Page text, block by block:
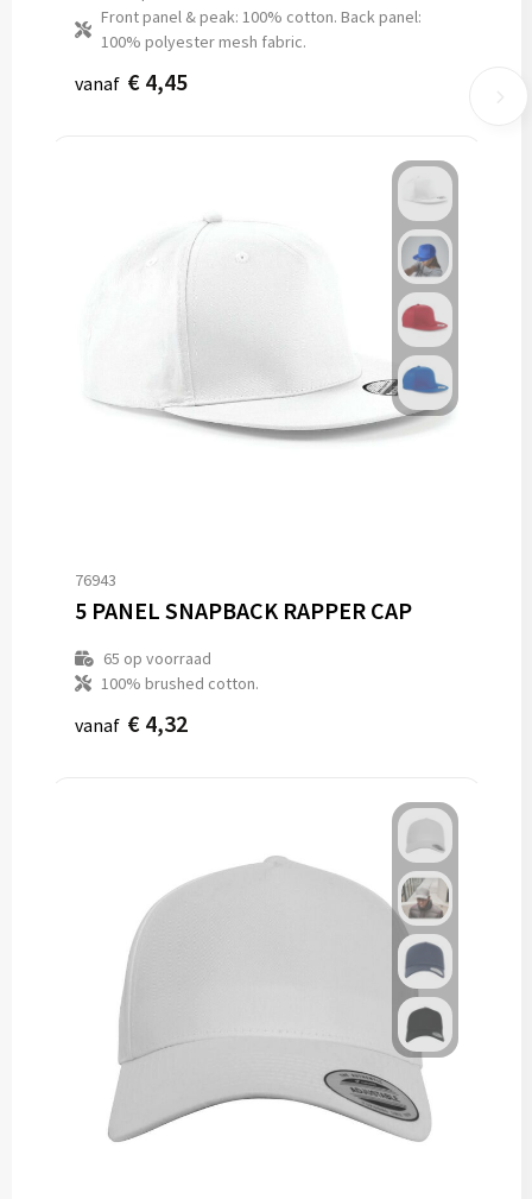
Front panel & peak: 100% cotton. Back panel:
100% polyester mesh fabric.
vanaf € 4,45
76943
5 PANEL SNAPBACK RAPPER CAP
65 op voorraad
100% brushed cotton.
vanaf € 4,32